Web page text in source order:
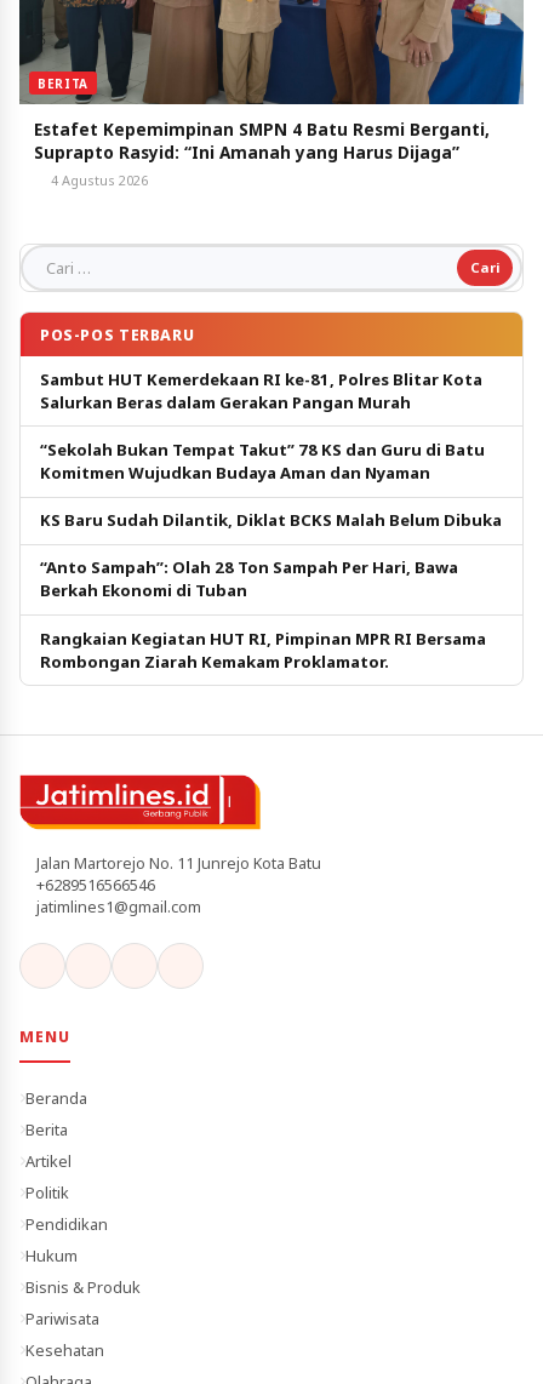
BERITA
Estafet Kepemimpinan SMPN 4 Batu Resmi Berganti,
Suprapto Rasyid: “Ini Amanah yang Harus Dijaga”
4 Agustus 2026
Cari untuk:
POS-POS TERBARU
Sambut HUT Kemerdekaan RI ke-81, Polres Blitar Kota
Salurkan Beras dalam Gerakan Pangan Murah
“Sekolah Bukan Tempat Takut” 78 KS dan Guru di Batu
Komitmen Wujudkan Budaya Aman dan Nyaman
KS Baru Sudah Dilantik, Diklat BCKS Malah Belum Dibuka
“Anto Sampah”: Olah 28 Ton Sampah Per Hari, Bawa
Berkah Ekonomi di Tuban
Rangkaian Kegiatan HUT RI, Pimpinan MPR RI Bersama
Rombongan Ziarah Kemakam Proklamator.
Jalan Martorejo No. 11 Junrejo Kota Batu
+6289516566546
jatimlines1@gmail.com
MENU
Beranda
Berita
Artikel
Politik
Pendidikan
Hukum
Bisnis & Produk
Pariwisata
Kesehatan